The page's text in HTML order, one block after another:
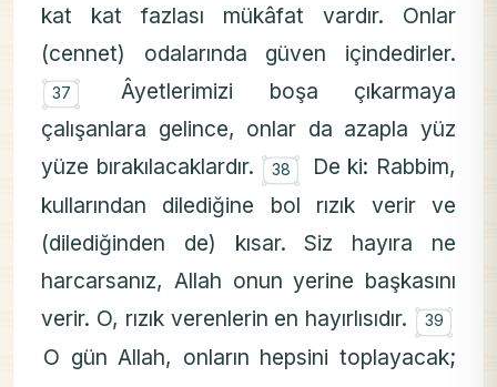
kat kat fazlası mükâfat vardır. Onlar
(cennet) odalarında güven içindedirler.
۝
37
Âyetlerimizi boşa çıkarmaya
çalışanlara gelince, onlar da azapla yüz
yüze bırakılacaklardır. ۝
38
De ki: Rabbim,
kullarından dilediğine bol rızık verir ve
(dilediğinden de) kısar. Siz hayıra ne
harcarsanız, Allah onun yerine başkasını
verir. O, rızık verenlerin en hayırlısıdır. ۝
39
O gün Allah, onların hepsini toplayacak;